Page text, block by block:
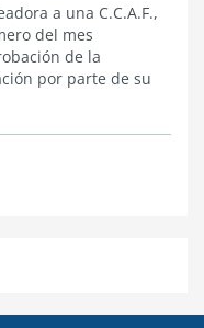
a una C.C.A.F.,
del mes
de la
por parte de su